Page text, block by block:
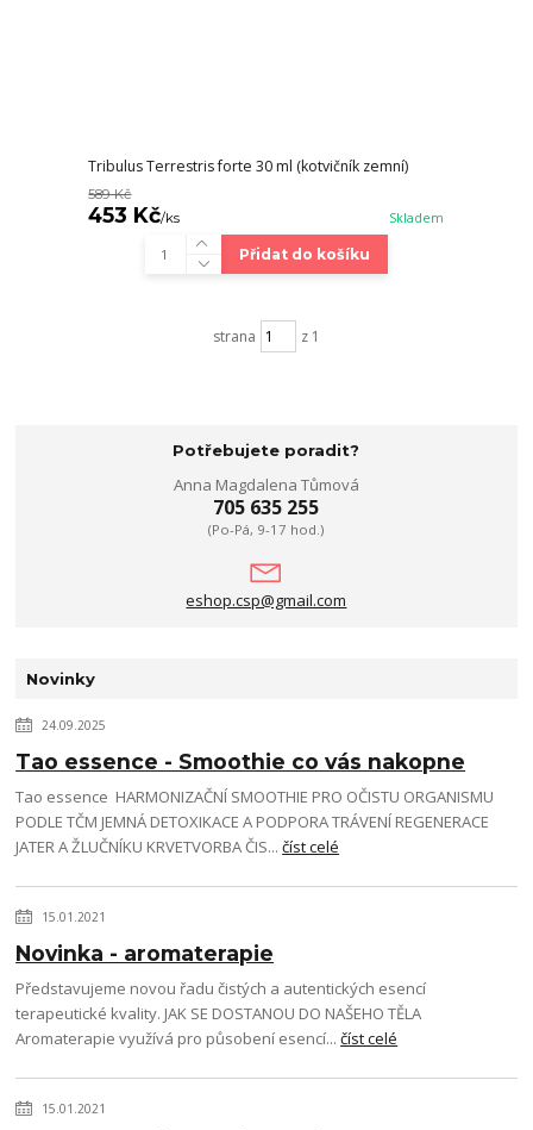
Tribulus Terrestris forte 30 ml (kotvičník zemní)
589 Kč
453 Kč/ks Skladem
Přidat do košíku
strana z 1
Potřebujete poradit?
Anna Magdalena Tůmová
705 635 255
(Po-Pá, 9-17 hod.)
eshop.csp@gmail.com
Novinky
24.09.2025
Tao essence - Smoothie co vás nakopne
Tao essence HARMONIZAČNÍ SMOOTHIE PRO OČISTU ORGANISMU
PODLE TČM JEMNÁ DETOXIKACE A PODPORA TRÁVENÍ REGENERACE
JATER A ŽLUČNÍKU KRVETVORBA ČIS...číst celé
15.01.2021
Novinka - aromaterapie
Představujeme novou řadu čistých a autentických esencí
terapeutické kvality. JAK SE DOSTANOU DO NAŠEHO TĚLA
Aromaterapie využívá pro působení esencí...číst celé
15.01.2021